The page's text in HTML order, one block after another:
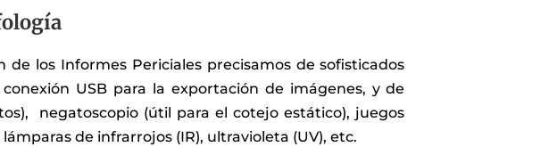
de los Informes Periciales precisamos de sofisticados
USB para la exportación de imágenes, y de
negatoscopio (útil para el cotejo estático), juegos
de infrarrojos (IR), ultravioleta (UV), etc.